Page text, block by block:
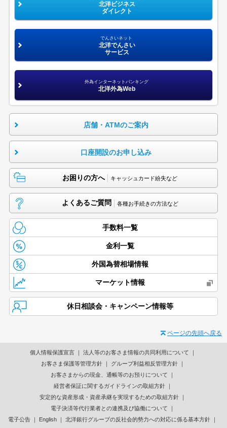
北洋ビジネス
ダイレクト
でんさいネット
北洋でんさい
サービス
外為インターネットバンキング
北洋外為Web
店舗・ATMのご案内
口座開設のお申し込み
お困りの方へ キャッシュカード紛失など
よくあるご質問 各種お手続きの方法など
手数料一覧
金利一覧
外国為替相場情報
マーケット情報
休日相談会・キャンペーン情報等
ページの先頭へ戻る
個人情報保護宣言
法人等のお客さま情報の共同利用について
お客さま保護等管理方針
グループ利益相反管理方針
お客さまからの現金、通帳等のお預りについて
経営者保証に関するガイドラインの取組方針
安定的な資産形成・資産承継を実現するための取組方針
電子決済等代行業者との連携及び協働について
電子公告
English
北洋銀行グループの反社会的勢力への対応に係る基本方針